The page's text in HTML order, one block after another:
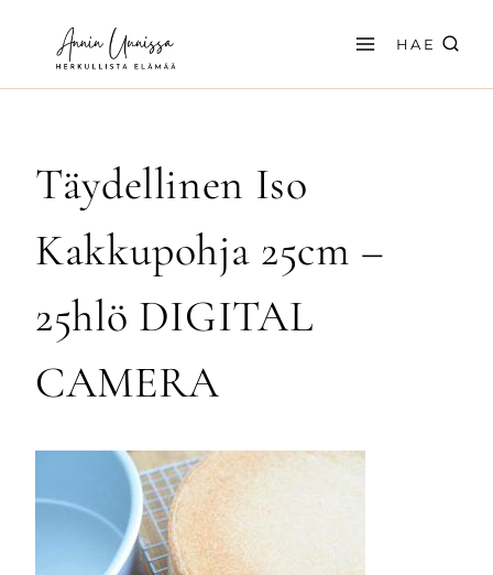
sisältöön
HAE
Täydellinen Iso
Kakkupohja 25cm –
25hlö DIGITAL
CAMERA